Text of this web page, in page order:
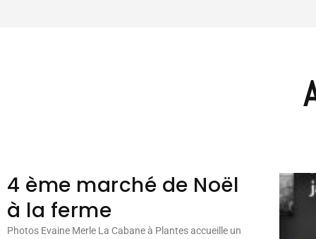
4 ème marché de Noël
à la ferme
Photos Evaine Merle La Cabane à Plantes accueille un